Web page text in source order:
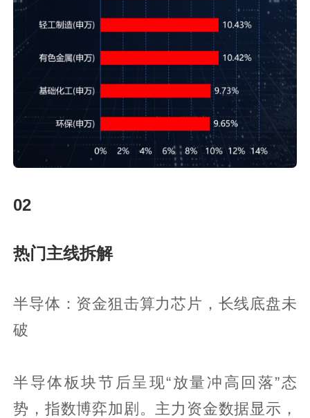
02
热门主线拆解
半导体：资金狙击算力芯片，长线底盘未
破
半导体板块节后呈现“放量冲高回落”态
势，指数博弈加剧。主力资金数据显示，